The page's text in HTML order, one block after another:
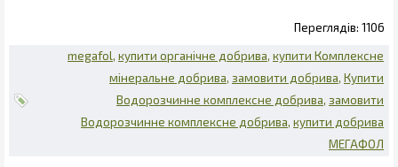
1106
megafol купити органічне добрива купити Комплексне
мінеральне добрива замовити добрива Купити
Водорозчинне комплексне добрива замовити
Водорозчинне комплексне добрива купити добрива
МЕГАФОЛ